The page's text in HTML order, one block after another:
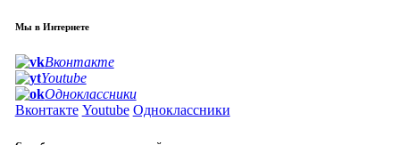
Мы в Интернете
Вконтакте
Youtube
Одноклассники
Вконтакте Youtube Одноклассники